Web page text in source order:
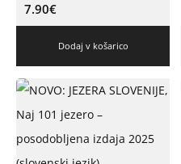
7.90€
Dodaj v košarico